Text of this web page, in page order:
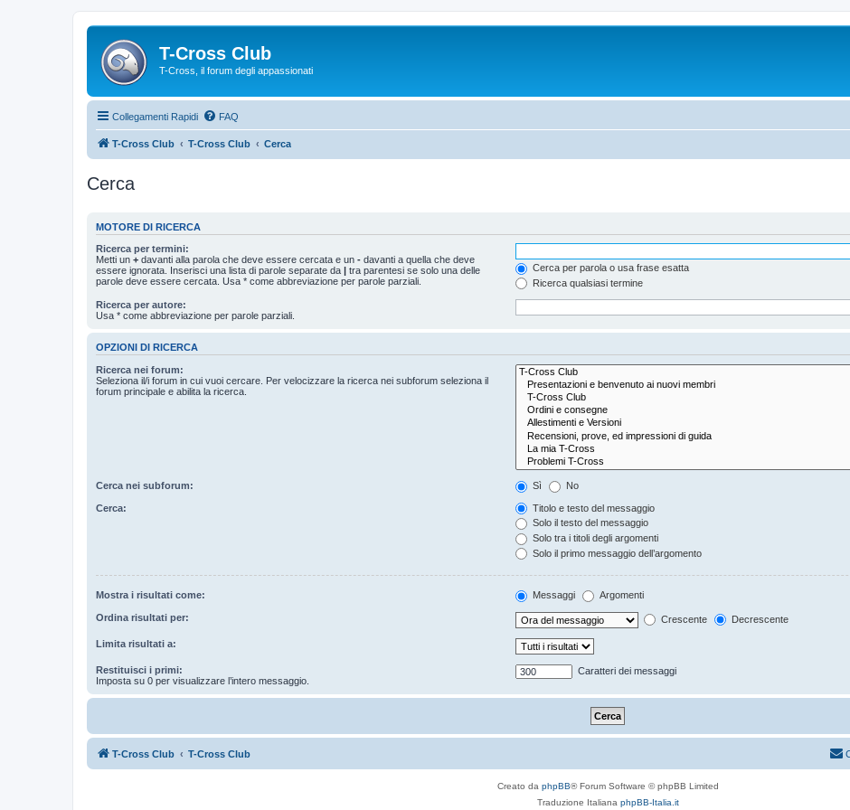
T-Cross Club
T-Cross, il forum degli appassionati
Collegamenti Rapidi FAQ
T-Cross Club T-Cross Club Cerca
Cerca
MOTORE DI RICERCA
Ricerca per termini:
Metti un + davanti alla parola che deve essere cercata e un - davanti a quella che deve
essere ignorata. Inserisci una lista di parole separate da | tra parentesi se solo una delle
parole deve essere cercata. Usa * come abbreviazione per parole parziali.
Cerca per parola o usa frase esatta
Ricerca qualsiasi termine
Ricerca per autore:
Usa * come abbreviazione per parole parziali.
OPZIONI DI RICERCA
Ricerca nei forum:
Seleziona il/i forum in cui vuoi cercare. Per velocizzare la ricerca nei subforum seleziona il
forum principale e abilita la ricerca.
Cerca nei subforum: Sì No
Cerca:
Titolo e testo del messaggio
Solo il testo del messaggio
Solo tra i titoli degli argomenti
Solo il primo messaggio dell’argomento
Mostra i risultati come: Messaggi Argomenti
Ordina risultati per: Crescente Decrescente
Limita risultati a:
Restituisci i primi:
Imposta su 0 per visualizzare l’intero messaggio.
Caratteri dei messaggi
T-Cross Club T-Cross Club
Creato da phpBB® Forum Software © phpBB Limited
Traduzione Italiana phpBB-Italia.it